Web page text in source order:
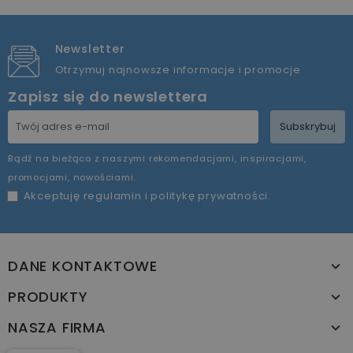
Newsletter
Otrzymuj najnowsze informacje i promocje
Zapisz się do newslettera
Subskrybuj
Bądź na bieżąco z naszymi rekomendacjami, inspiracjami,
promocjami, nowościami.
Akceptuję regulamin i politykę prywatności.
DANE KONTAKTOWE
PRODUKTY
NASZA FIRMA